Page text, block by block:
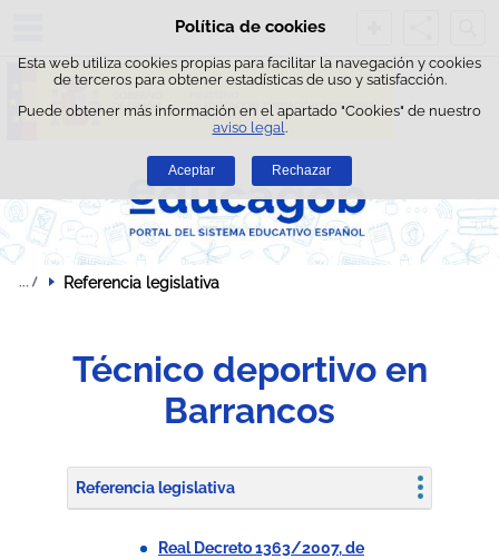
Política de cookies
Esta web utiliza cookies propias para facilitar la navegación y cookies
de terceros para obtener estadísticas de uso y satisfacción.
Puede obtener más información en el apartado "Cookies" de nuestro
aviso legal .
Aceptar Rechazar
Saltar al contenido
Referencia legislativa
Técnico deportivo en
Barrancos
Referencia legislativa
Real Decreto 1363/2007, de